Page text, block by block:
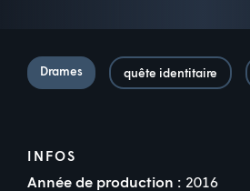
Drames quête identitaire
INFOS
Année de production : 2016